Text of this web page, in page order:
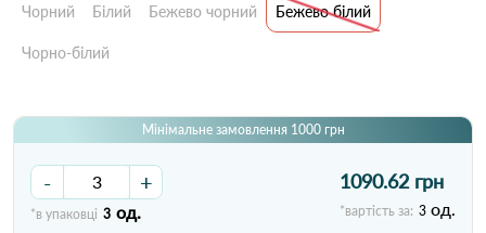
Чорний Білий Бежево чорний Бежево білий
Чорно-білий
Мінімальне замовлення 1000 грн
- +
*в упаковці 3 од.
1090.62 грн
*вартість за: 3 од.